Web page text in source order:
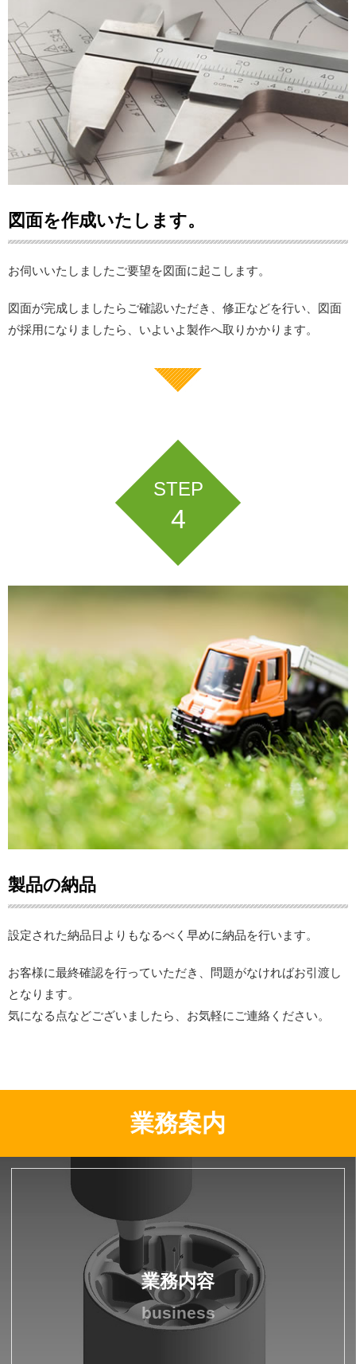
図面を作成いたします。
お伺いいたしましたご要望を図面に起こします。
図面が完成しましたらご確認いただき、修正などを行い、図面
が採用になりましたら、いよいよ製作へ取りかかります。
STEP
4
製品の納品
設定された納品日よりもなるべく早めに納品を行います。
お客様に最終確認を行っていただき、問題がなければお引渡し
となります。
気になる点などございましたら、お気軽にご連絡ください。
業務案内
業務内容
business